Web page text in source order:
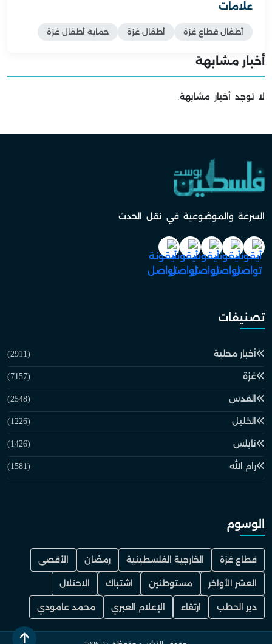
علامات
أطفال قطاع غزة أطفال غزة حماية أطفال غزة
أخبار مشابهة
لا توجد أخبار مشابهة.
السرعة والموضوعية في نقل الحدث
تصنيفات
أخبار محلية (2911)
غزة (7157)
القدس (2548)
الخليل (1226)
نابلس (1426)
رام الله (1581)
الوسوم
قطاع غزة الخارجية الفلسطينية رمضان الأقصى
العشر الأواخر مستوطنين اشتباك الاحتلال
دير الحطب ارتقاء الإعلام العبري محمد عامودي